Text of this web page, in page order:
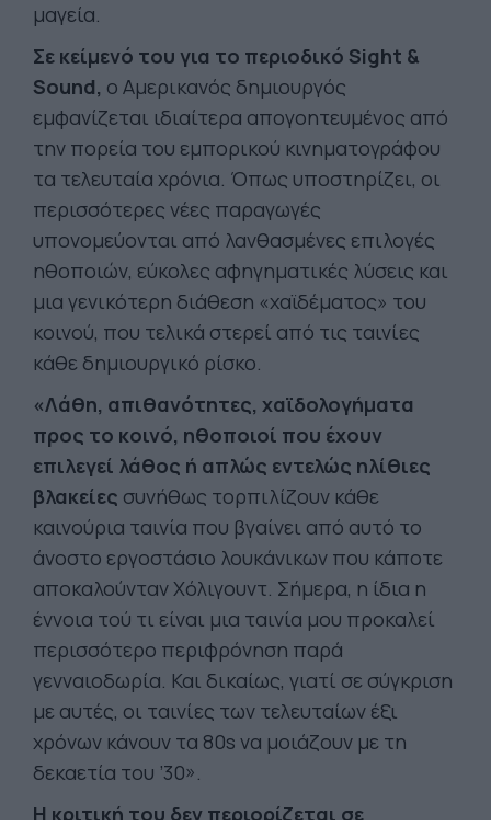
μαγεία.
Σε κείμενό του για το περιοδικό Sight &
Sound, ο Αμερικανός δημιουργός
εμφανίζεται ιδιαίτερα απογοητευμένος από
την πορεία του εμπορικού κινηματογράφου
τα τελευταία χρόνια. Όπως υποστηρίζει, οι
περισσότερες νέες παραγωγές
υπονομεύονται από λανθασμένες επιλογές
ηθοποιών, εύκολες αφηγηματικές λύσεις και
μια γενικότερη διάθεση «χαϊδέματος» του
κοινού, που τελικά στερεί από τις ταινίες
κάθε δημιουργικό ρίσκο.
«Λάθη, απιθανότητες, χαϊδολογήματα
προς το κοινό, ηθοποιοί που έχουν
επιλεγεί λάθος ή απλώς εντελώς ηλίθιες
βλακείες συνήθως τορπιλίζουν κάθε
καινούρια ταινία που βγαίνει από αυτό το
άνοστο εργοστάσιο λουκάνικων που κάποτε
αποκαλούνταν Χόλιγουντ. Σήμερα, η ίδια η
έννοια τού τι είναι μια ταινία μου προκαλεί
περισσότερο περιφρόνηση παρά
γενναιοδωρία. Και δικαίως, γιατί σε σύγκριση
με αυτές, οι ταινίες των τελευταίων έξι
χρόνων κάνουν τα 80s να μοιάζουν με τη
δεκαετία του ’30».
Η κριτική του δεν περιορίζεται σε